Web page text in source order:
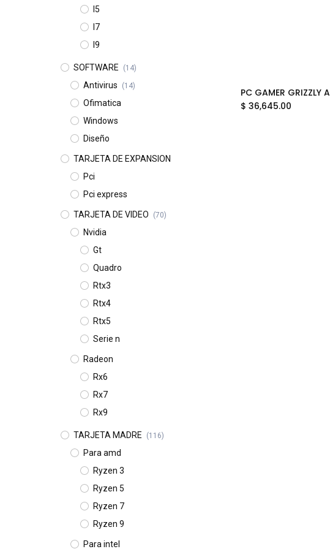
I5
I7
I9
SOFTWARE (14)
Antivirus (14)
Ofimatica
Windows
Diseño
TARJETA DE EXPANSION
Pci
Pci express
TARJETA DE VIDEO (70)
Nvidia
Gt
Quadro
Rtx3
Rtx4
Rtx5
Serie n
Radeon
Rx6
Rx7
Rx9
TARJETA MADRE (116)
Para amd
Ryzen 3
Ryzen 5
Ryzen 7
Ryzen 9
Para intel
Add to Cart
$ 36,645.00